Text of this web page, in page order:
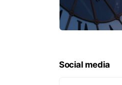
Social media